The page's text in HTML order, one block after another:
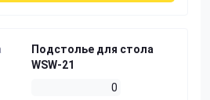
Подстолье для стола
WSW-21
0